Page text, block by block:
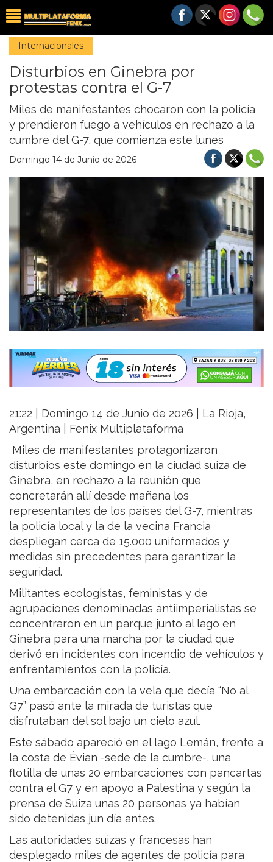
Internacionales
Disturbios en Ginebra por
protestas contra el G-7
Miles de manifestantes chocaron con la policía
y prendieron fuego a vehículos en rechazo a la
cumbre del G-7, que comienza este lunes
Domingo 14 de Junio de 2026
21:22 | Domingo 14 de Junio de 2026 | La Rioja,
Argentina | Fenix Multiplataforma
Miles de manifestantes protagonizaron
disturbios este domingo en la ciudad suiza de
Ginebra, en rechazo a la reunión que
concretarán allí desde mañana los
representantes de los países del G-7, mientras
la policía local y la de la vecina Francia
despliegan cerca de 15.000 uniformados y
medidas sin precedentes para garantizar la
seguridad.
Militantes ecologistas, feministas y de
agrupaciones denominadas antiimperialistas se
concentraron en un parque junto al lago en
Ginebra para una marcha por la ciudad que
derivó en incidentes con incendio de vehículos y
enfrentamientos con la policía.
Una embarcación con la vela que decía “No al
G7” pasó ante la mirada de turistas que
disfrutaban del sol bajo un cielo azul.
Este sábado apareció en el lago Lemán, frente a
la costa de Évian -sede de la cumbre-, una
flotilla de unas 20 embarcaciones con pancartas
contra el G7 y en apoyo a Palestina y según la
prensa de Suiza unas 20 personas ya habían
sido detenidas jun día antes.
Las autoridades suizas y francesas han
desplegado miles de agentes de policía para